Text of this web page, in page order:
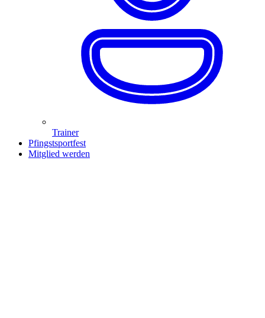
Trainer
Pfingstsportfest
Mitglied werden